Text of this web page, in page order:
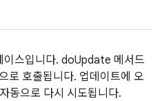
이스입니다. doUpdate 메서드
로 호출됩니다. 업데이트에 오
동으로 다시 시도됩니다.